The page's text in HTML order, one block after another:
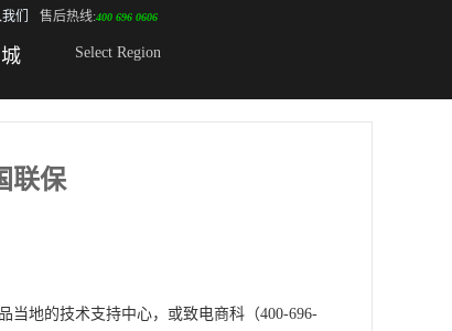
Select Region
们 售后热线:400 696 0606
联保
当地的技术支持中心，或致电商科（400-696-